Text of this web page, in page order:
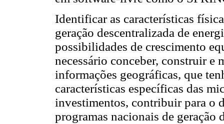
Identificar as características
geração descentralizada de
possibilidades de crescimento
necessário conceber, construir e
informações geográficas, que
características específicas das
investimentos, contribuir para o
programas nacionais de geração